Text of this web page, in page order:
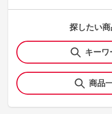
探したい
キーワ
商品